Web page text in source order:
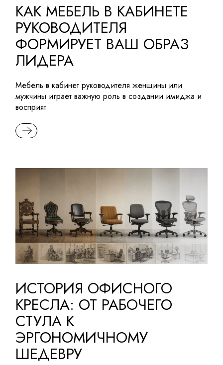
КАК МЕБЕЛЬ В КАБИНЕТЕ
РУКОВОДИТЕЛЯ
ФОРМИРУЕТ ВАШ ОБРАЗ
ЛИДЕРА
Мебель в кабинет руководителя женщины или
мужчины играет важную роль в создании имиджа и
восприят
READ MORE
ИСТОРИЯ ОФИСНОГО
КРЕСЛА: ОТ РАБОЧЕГО
СТУЛА К
ЭРГОНОМИЧНОМУ
ШЕДЕВРУ